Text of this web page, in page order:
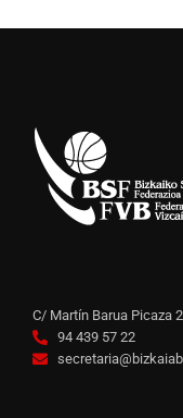
C/ Martín Barua Picaza
94 439 57 22